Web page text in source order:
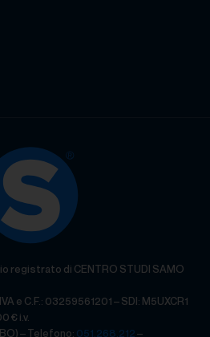
registrato di CENTRO STUDI SAMO
e C.F.: 03259561201 – SDI: M5UXCR1
€ i.v.
– Telefono: 051.268.212–